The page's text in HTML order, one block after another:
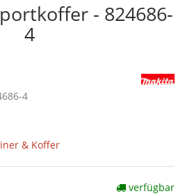
- 824686-
4
4
& Koffer
verfügbar